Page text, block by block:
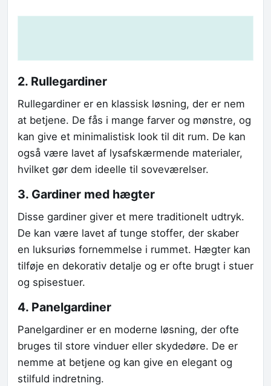
2. Rullegardiner
Rullegardiner er en klassisk løsning, der er nem
at betjene. De fås i mange farver og mønstre, og
kan give et minimalistisk look til dit rum. De kan
også være lavet af lysafskærmende materialer,
hvilket gør dem ideelle til soveværelser.
3. Gardiner med hægter
Disse gardiner giver et mere traditionelt udtryk.
De kan være lavet af tunge stoffer, der skaber
en luksuriøs fornemmelse i rummet. Hægter kan
tilføje en dekorativ detalje og er ofte brugt i stuer
og spisestuer.
4. Panelgardiner
Panelgardiner er en moderne løsning, der ofte
bruges til store vinduer eller skydedøre. De er
nemme at betjene og kan give en elegant og
stilfuld indretning.